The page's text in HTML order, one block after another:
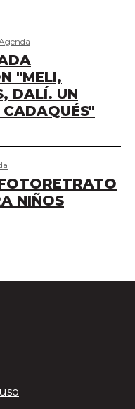
"MELI,
DALÍ. UN
NIÑOS